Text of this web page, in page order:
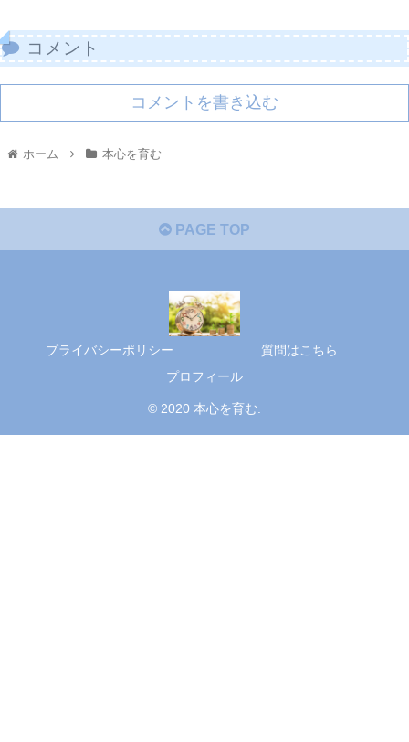
コメント
コメントを書き込む
ホーム 本心を育む
PAGE TOP
プライバシーポリシー
質問はこちら
プロフィール
© 2020 本心を育む.